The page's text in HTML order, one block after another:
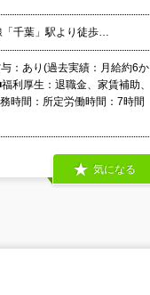
「千葉」駅より徒歩…
：あり(過去実績：月給約6か
厚生：退職金、家賃補助、
時間：所定労働時間：7時間
気になる